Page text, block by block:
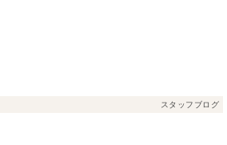
スタッフブログ